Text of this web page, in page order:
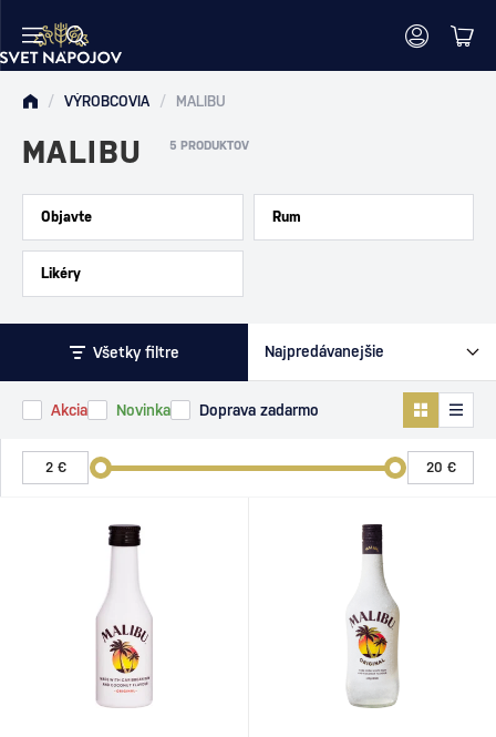
/ VÝROBCOVIA / MALIBU
MALIBU 5 PRODUKTOV
Objavte Rum
Likéry
Všetky filtre
Akcia Novinka Doprava zadarmo